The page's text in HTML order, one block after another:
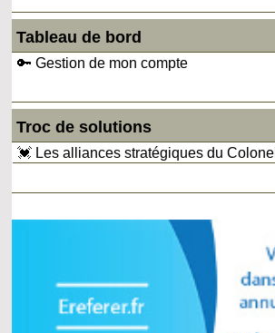
Tableau de bord
🔑 Gestion de mon compte
Troc de solutions
💓 Les alliances stratégiques du Colonel